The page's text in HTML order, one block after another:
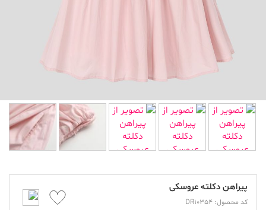
پیراهن دکلته عروسکی
کد محصول: DR10354